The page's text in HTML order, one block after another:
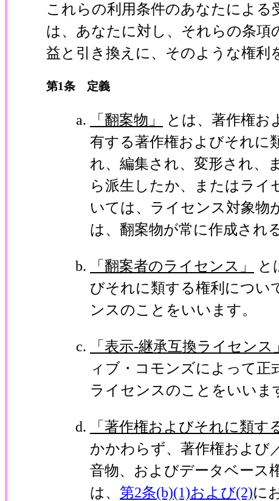
これらの利用条件のあなたによ
は、あなたに対し、それらの条項
益と引き換えに、そのような権利
第1条 定義
「翻案物」
とは、著作権お
有する著作権およびそれに
れ、編集され、変形され、
ら派生したか、またはライ
いては、ライセンス対象物
は、翻案物が常に作成され
「翻案者のライセンス」
と
びそれに類する権利につい
ンスのことをいいます。
「表示-継承互換ライセンス」
ィブ・コモンズによって正
ライセンスのことをいいま
「著作権およびそれに類す
かかわらず、著作権および
音物、およびデータベース
は、 第2条(b)(1)および(2)に